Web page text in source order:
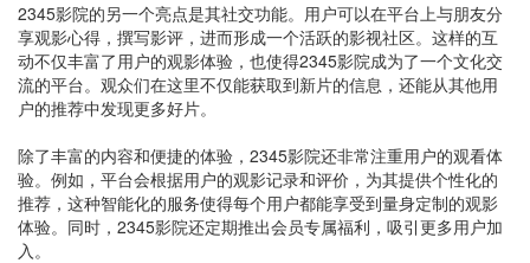
2345影院的另一个亮点是其社交功能。用户可以在平台上与朋友分
享观影心得，撰写影评，进而形成一个活跃的影视社区。这样的互
动不仅丰富了用户的观影体验，也使得2345影院成为了一个文化交
流的平台。观众们在这里不仅能获取到新片的信息，还能从其他用
户的推荐中发现更多好片。
除了丰富的内容和便捷的体验，2345影院还非常注重用户的观看体
验。例如，平台会根据用户的观影记录和评价，为其提供个性化的
推荐，这种智能化的服务使得每个用户都能享受到量身定制的观影
体验。同时，2345影院还定期推出会员专属福利，吸引更多用户加
入。